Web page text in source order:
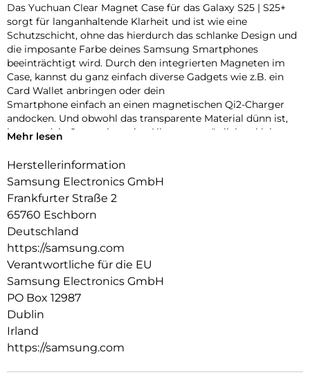
Das Yuchuan Clear Magnet Case für das Galaxy S25 | S25+
sorgt für langanhaltende Klarheit und ist wie eine
Schutzschicht, ohne das hierdurch das schlanke Design und
die imposante Farbe deines Samsung Smartphones
beeinträchtigt wird. Durch den integrierten Magneten im
Case, kannst du ganz einfach diverse Gadgets wie z.B. ein
Card Wallet anbringen oder dein
Smartphone einfach an einen magnetischen Qi2-Charger
andocken. Und obwohl das transparente Material dünn ist,
kann es dein Smartphone im Alltag vor möglichen kleineren
Mehr lesen
Herstellerinformation
Samsung Electronics GmbH
Frankfurter Straße 2
65760 Eschborn
Deutschland
https://samsung.com
Verantwortliche für die EU
Samsung Electronics GmbH
PO Box 12987
Dublin
Irland
https://samsung.com